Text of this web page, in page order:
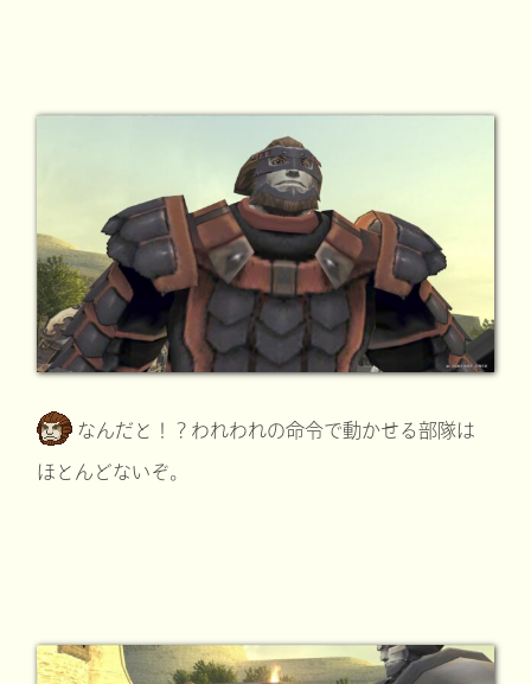
なんだと！？われわれの命令で動かせる部隊は
ほとんどないぞ。